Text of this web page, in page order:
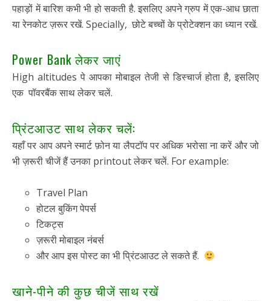
पहाड़ों में बारिश कभी भी हो सकती है. इसलिए अपने ग्रुप में एक-आध छाता
या रेनकोट ज़रूर रखें. Specially, छोटे बच्चों के प्रोटेक्शन का ध्यान रखें.
Power Bank लेकर जाएं
High altitudes पे आपका मोबाइल तेजी से डिस्चार्ज होता है, इसलिए
एक पॉवरबैंक साथ लेकर चलें.
प्रिंटआउट साथ लेकर चलें:
यहाँ पर आप अपने स्मार्ट फ़ोन या लैपटॉप पर अधिक भरोसा ना करें और जो
भी ज़रूरी चीजें हैं उनका printout लेकर चलें. For example:
Travel Plan
होटल बुकिंग पेपर्स
टिकट्स
ज़रूरी मोबाइल नंबर्स
और आप इस पोस्ट का भी प्रिंटआउट ले सकते हैं.
खाने-पीने की कुछ चीजें साथ रखें